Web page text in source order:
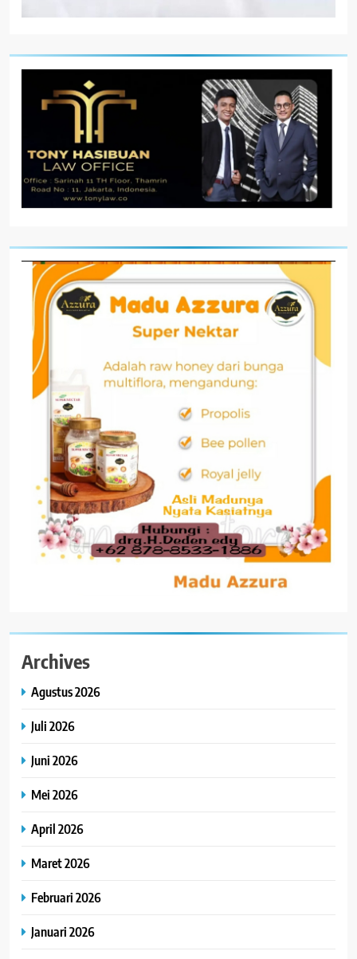
Archives
Agustus 2026
Juli 2026
Juni 2026
Mei 2026
April 2026
Maret 2026
Februari 2026
Januari 2026